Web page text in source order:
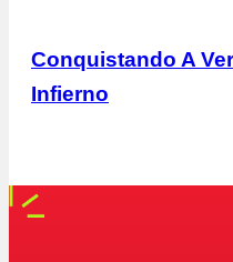
Conquistando A
Infierno